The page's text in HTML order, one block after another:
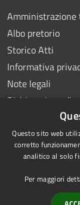
Albo pretorio
Storico Atti
Informativa
Note legali
Dichiarazione di
RSS
Accessibilità
Questo sito web
corretto
analitico al solo
Per maggiori